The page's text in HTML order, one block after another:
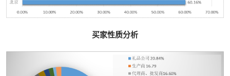
买家性质分析